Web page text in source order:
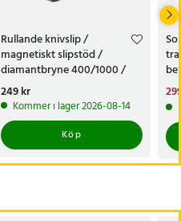
Rullande knivslip /
magnetiskt slipstöd /
diamantbryne 400/1000 /
knivvässare med fasta vinklar
Pris:249 kr
249 kr
Kommer i lager 2026-08-14
Köp